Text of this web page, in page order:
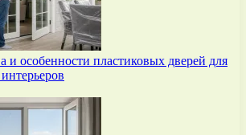
и особенности пластиковых дверей для